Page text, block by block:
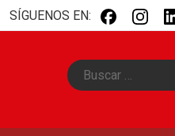
SÍGUENOS EN: